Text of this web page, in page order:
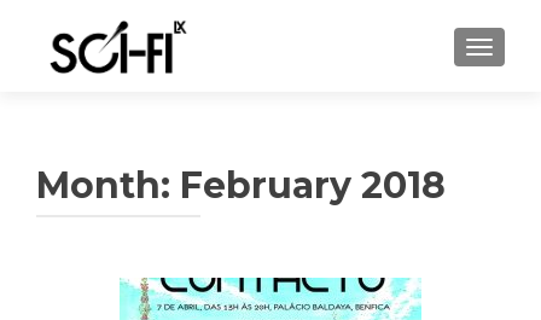
Month: February 2018